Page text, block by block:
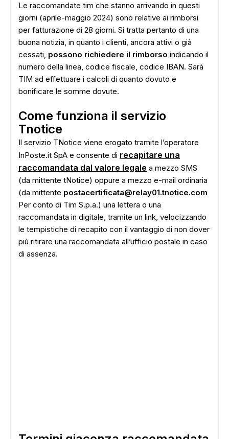
Le raccomandate tim che stanno arrivando in questi
giorni (aprile-maggio 2024) sono relative ai rimborsi
per fatturazione di 28 giorni. Si tratta pertanto di una
buona notizia, in quanto i clienti, ancora attivi o già
cessati, possono richiedere il rimborso indicando il
numero della linea, codice fiscale, codice IBAN. Sarà
TIM ad effettuare i calcoli di quanto dovuto e
bonificare le somme dovute.
Come funziona il servizio
Tnotice
Il servizio TNotice viene erogato tramite l’operatore
InPoste.it SpA e consente di recapitare una
raccomandata dal valore legale a mezzo SMS
(da mittente tNotice) oppure a mezzo e-mail ordinaria
(da mittente postacertificata@relay01.tnotice.com
Per conto di Tim S.p.a.) una lettera o una
raccomandata in digitale, tramite un link, velocizzando
le tempistiche di recapito con il vantaggio di non dover
più ritirare una raccomandata all’ufficio postale in caso
di assenza.